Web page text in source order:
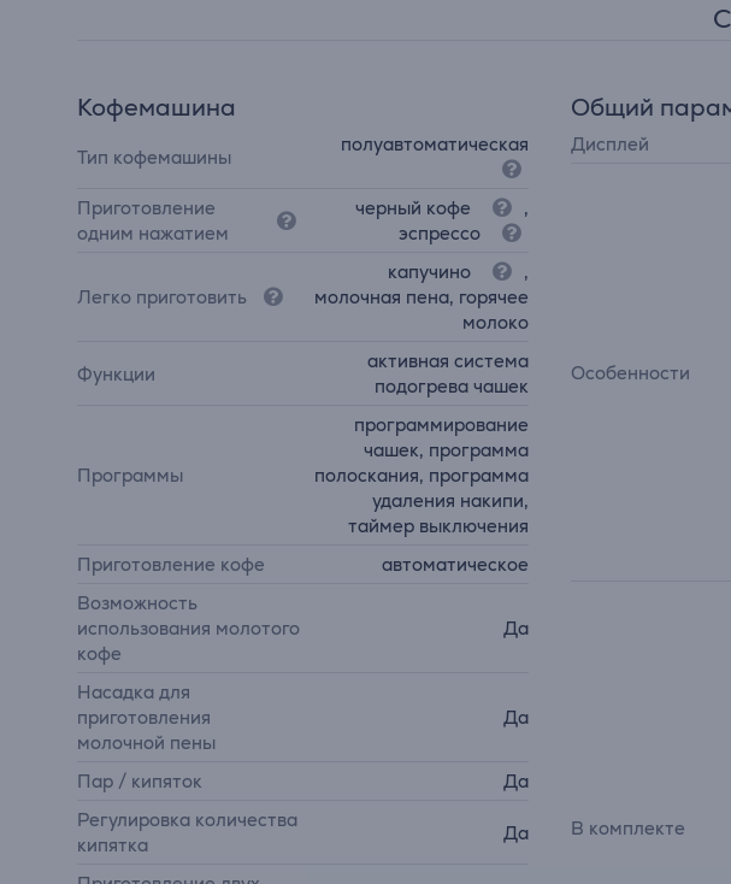
Кофемашина
Тип кофемашины
полуавтоматическая
Приготовление
одним нажатием
черный кофе
,
эспрессо
Легко приготовить
капучино
,
молочная пена, горячее
молоко
Функции
активная система
подогрева чашек
Программы
программирование
чашек, программа
полоскания, программа
удаления накипи,
таймер выключения
Приготовление кофе
автоматическое
Возможность
использования молотого
кофе
Да
Насадка для
приготовления
молочной пены
Да
Пар / кипяток
Да
Регулировка количества
кипятка
Да
Общий
Дисплей
Особенности
В комплекте